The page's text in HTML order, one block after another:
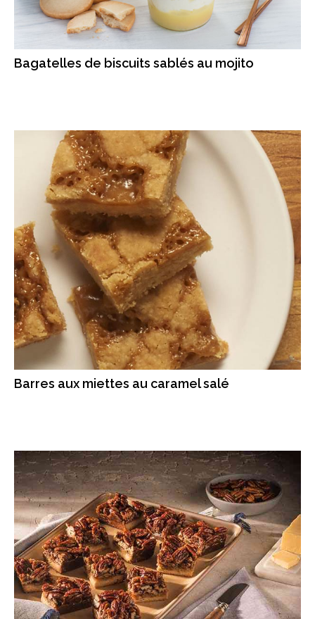
Bagatelles de biscuits sablés au mojito
Barres aux miettes au caramel salé